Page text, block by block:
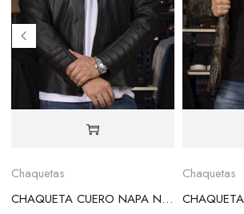
Chaquetas
CHAQUETA CUERO NAPA NEGRA
Chaquetas